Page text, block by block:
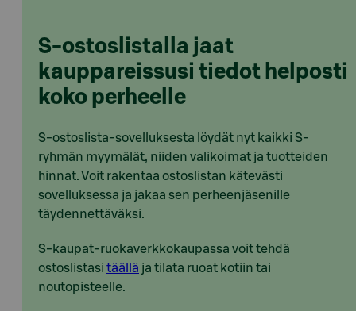
S-ostoslistalla jaat
kauppareissusi tiedot helposti
koko perheelle
S-ostoslista-sovelluksesta löydät nyt kaikki S-
ryhmän myymälät, niiden valikoimat ja tuotteiden
hinnat. Voit rakentaa ostoslistan kätevästi
sovelluksessa ja jakaa sen perheenjäsenille
täydennettäväksi.
S-kaupat-ruokaverkkokaupassa voit tehdä
ostoslistasi täällä ja tilata ruoat kotiin tai
noutopisteelle.